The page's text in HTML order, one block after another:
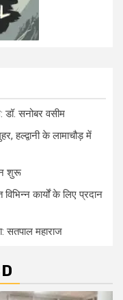
डॉ. सनोबर वसीम
हल्द्वानी के लामाचौड़ में
शुरू
कार्यों के लिए प्रदान
सतपाल महाराज